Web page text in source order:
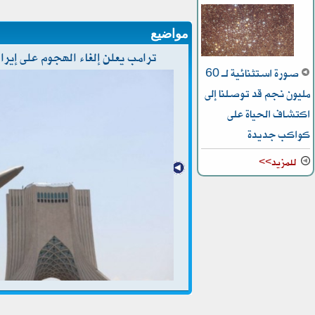
صورة استثنائية لـ 60
مليون نجم قد توصلنا إلى
اكتشاف الحياة على
كواكب جديدة
للمزيد>>
مواضيع
ترامب يعلن إلغاء الهجوم على